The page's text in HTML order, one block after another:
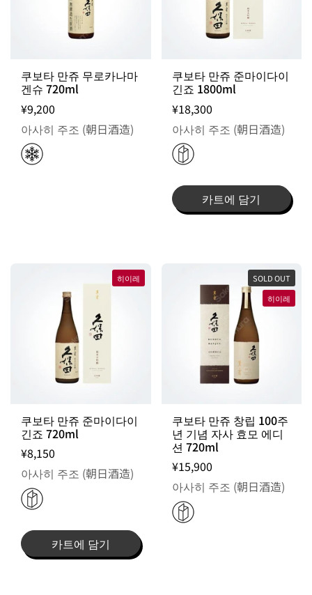
쿠보타 만쥬 무로카나마
겐슈 720ml
¥9,200
아사히 주조 (朝日酒造)
출고일 지정 불가 / 주문 후 입고 제품
쿠보타 만쥬 준마이다이
긴죠 1800ml
¥18,300
아사히 주조 (朝日酒造)
카트에 담기
쿠보타 만쥬 준마이다이
긴죠 720ml
¥8,150
아사히 주조 (朝日酒造)
카트에 담기
히이레
쿠보타 만쥬 창립 100주
년 기념 자사 효모 에디
션 720ml
¥15,900
아사히 주조 (朝日酒造)
SOLD OUT
히이레